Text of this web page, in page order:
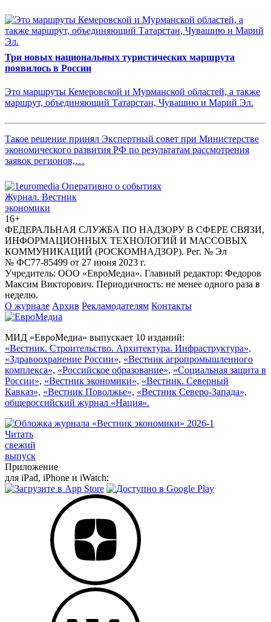
Три новых национальных туристических маршрута
появилось в России
Это маршруты Кемеровской и Мурманской областей, а также
маршрут, объединяющий Татарстан, Чувашию и Марий Эл.
Такое решение принял Экспертный совет при Министерстве
экономического развития РФ по результатам рассмотрения
заявок регионов,…
Журнал. Вестник
экономики
16+
ФЕДЕРАЛЬНАЯ СЛУЖБА ПО НАДЗОРУ В СФЕРЕ СВЯЗИ,
ИНФОРМАЦИОННЫХ ТЕХНОЛОГИЙ И МАССОВЫХ
КОММУНИКАЦИЙ (РОСКОМНАДЗОР). Рег. № Эл
№ ФС77-85499 от 27 июня 2023 г.
Учредитель: ООО «ЕвроМедиа». Главный редактор: Федоров
Максим Викторович. Периодичность: не менее одного раза в
неделю.
О журнале Архив Рекламодателям Контакты
МИД «ЕвроМедиа» выпускает 10 изданий:
«Вестник. Строительство. Архитектура. Инфраструктура»,
«Здравоохранение России», «Вестник агропромышленного
комплекса», «Российское образование», «Социальная защита в
России», «Вестник экономики», «Вестник. Северный
Кавказ», «Вестник Поволжье», «Вестник Северо-Запада»,
общероссийский журнал «Нация».
Читать
свежий
выпуск
Приложение
для iPad, iPhone и iWatch: